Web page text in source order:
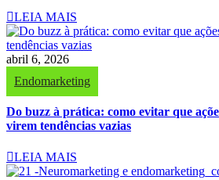
LEIA MAIS
abril 6, 2026
Endomarketing
Do buzz à prática: como evitar que
virem tendências vazias
LEIA MAIS